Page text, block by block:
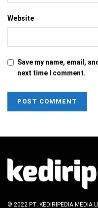
Website
Save my name, email,
next time I comment.
© 2022 PT. KEDIRIPEDIA MEDIA